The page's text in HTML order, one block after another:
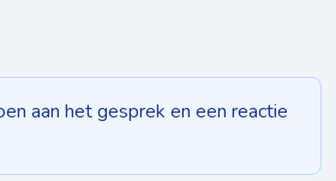
aan het gesprek en een reactie